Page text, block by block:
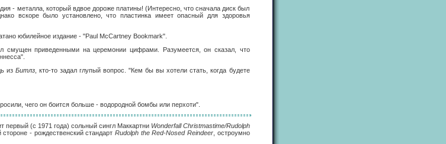
- металла, который вдвое дороже платины! (Интересно, что сначала диск был
вскоре было установлено, что пластинка имеет опасный для здоровья
юбилейное издание - "Paul McCartney Bookmark".
смущен приведенными на церемонии цифрами. Разумеется, он сказал, что
из Битлз, кто-то задал глупый вопрос. "Кем бы вы хотели стать, когда будете
чего он боится больше - водородной бомбы или перхоти".
первый (с 1971 года) сольный сингл Маккартни Wonderfall Christmastime/Rudolph
- рождественский стандарт Rudolph the Red-Nosed Reindeer, остроумно